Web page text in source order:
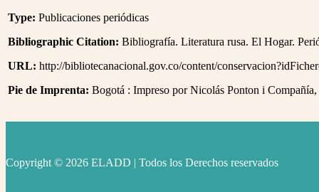
Type: Publicaciones periódicas
Bibliographic Citation: Bibliografía. Literatura rusa. El Hogar.
URL: http://bibliotecanacional.gov.co/content/
Pie de Imprenta: Bogotá : Impreso por Nicolás Ponton i
Copyright © 2026 ELADD | Todos los Derechos reservados